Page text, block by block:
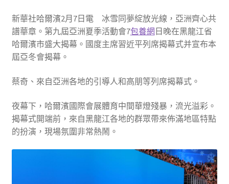
新華社哈爾濱2月7日電 冰雪同夢綻放光線，亞洲齊心共
譜華章。第九屆亞洲夏季活動會7包養網 日晚在黑龍江省
哈爾濱市盛大揭幕。國度主席習近平列席揭幕式并宣布本
屆亞冬會揭幕。
蔡奇、來自亞洲各地的引導人和高朋等列席揭幕式。
夜幕下，哈爾濱國際會展體育中間華燈殘暴，流光溢彩。
揭幕式開端前，來自黑龍江各地的群眾帶來佈滿地區特點
的扮演，現場氛圍非常熱鬧。